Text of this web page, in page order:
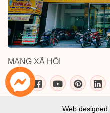
MẠNG XÃ HỘI
Web designed